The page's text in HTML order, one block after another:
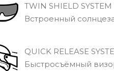
TWIN SHIELD SYSTEM
Встроенный
QUICK RELEASE
Быстросъёмный